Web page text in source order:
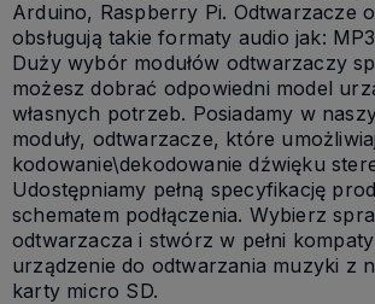
Arduino, Raspberry Pi. Odtwarzacze
obsługują takie formaty audio jak:
Duży wybór modułów odtwarzaczy
możesz dobrać odpowiedni model
własnych potrzeb. Posiadamy w
moduły, odtwarzacze, które
kodowanie\dekodowanie dźwięku
Udostępniamy pełną specyfikację
schematem podłączenia. Wybierz
odtwarzacza i stwórz w pełni
urządzenie do odtwarzania muzyki z
karty micro SD.